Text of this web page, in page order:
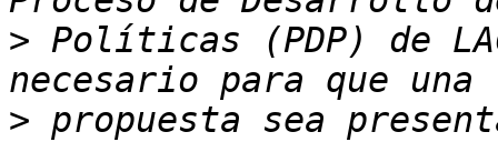
> Políticas (PDP) de
> propuesta sea